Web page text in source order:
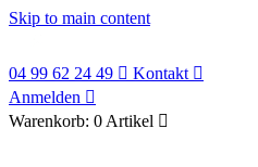
Skip to main content
04 99 62 24 49  Kontakt 
Anmelden 
Warenkorb: 0 Artikel 